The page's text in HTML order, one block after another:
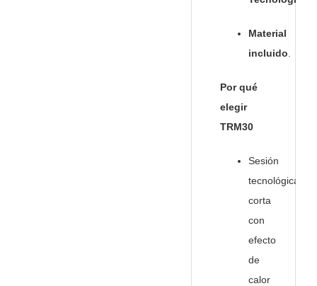
Material
incluido
Por qué
elegir
TRM30
Sesión
tecnológica
corta
con
efecto
de
calor